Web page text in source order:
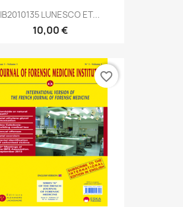
IB2010135 LUNESCO ET...
10,00 €
favorite_border